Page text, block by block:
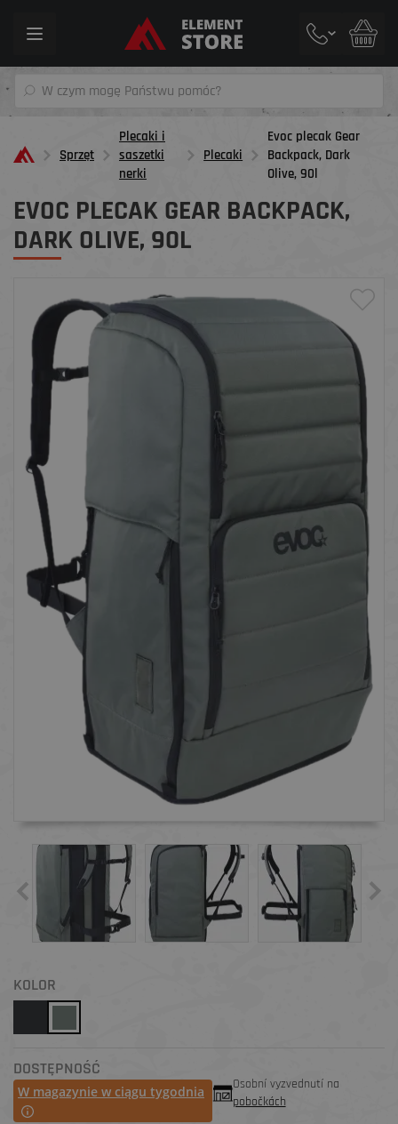
Toggle
Sprzęt
Plecaki i
saszetki
nerki
Plecaki
Evoc plecak Gear
Backpack, Dark
Olive, 90l
EVOC PLECAK GEAR BACKPACK,
DARK OLIVE, 90L
KOLOR
DOSTĘPNOŚĆ
W magazynie w ciągu tygodnia
Osobní vyzvednutí na
pobočkách